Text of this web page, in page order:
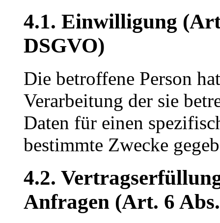
4.1. Einwilligung
DSGVO)
Die betroffene Person
Verarbeitung der sie
Daten für einen
bestimmte Zwecke
4.2.
Anfragen (Art. 6